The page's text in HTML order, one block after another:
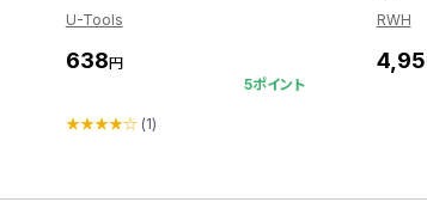
U-Tools
638円
5ポイント
★★★★☆ (1)
RWH